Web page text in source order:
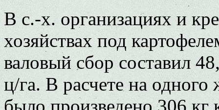
В с.-х. организациях и
хозяйствах под
валовый сбор составил
ц/га. В расчете на одного
было произведено 306 кг